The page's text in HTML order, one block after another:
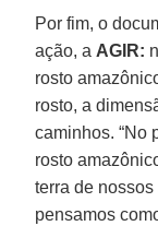
Por fim, o
ação, a AGIR:
rosto
rosto, a
caminhos. “No
rosto
terra de
pensamos